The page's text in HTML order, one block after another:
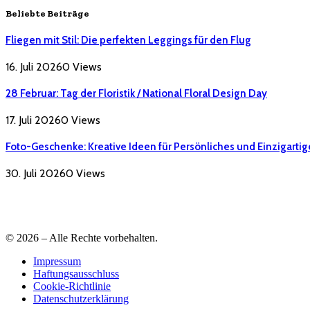
Beliebte Beiträge
Fliegen mit Stil: Die perfekten Leggings für den Flug
16. Juli 20260 Views
28 Februar: Tag der Floristik / National Floral Design Day
17. Juli 20260 Views
Foto-Geschenke: Kreative Ideen für Persönliches und
30. Juli 20260 Views
© 2026 – Alle Rechte vorbehalten.
Impressum
Haftungsausschluss
Cookie-Richtlinie
Datenschutzerklärung